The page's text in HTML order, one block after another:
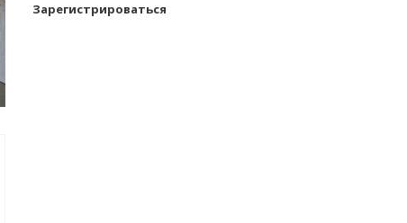
Зарегистрироваться